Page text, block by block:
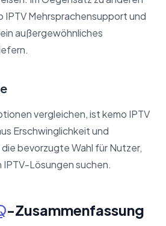
Mehrsprachensupport und
außergewöhnliches
vergleichen, ist kemo IPTV
Erschwinglichkeit und
bevorzugte Wahl für Nutzer,
IPTV-Lösungen suchen.
-Zusammenfassung